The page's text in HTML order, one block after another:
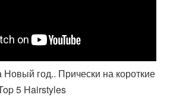
год.. Прически на короткие
5 Hairstyles